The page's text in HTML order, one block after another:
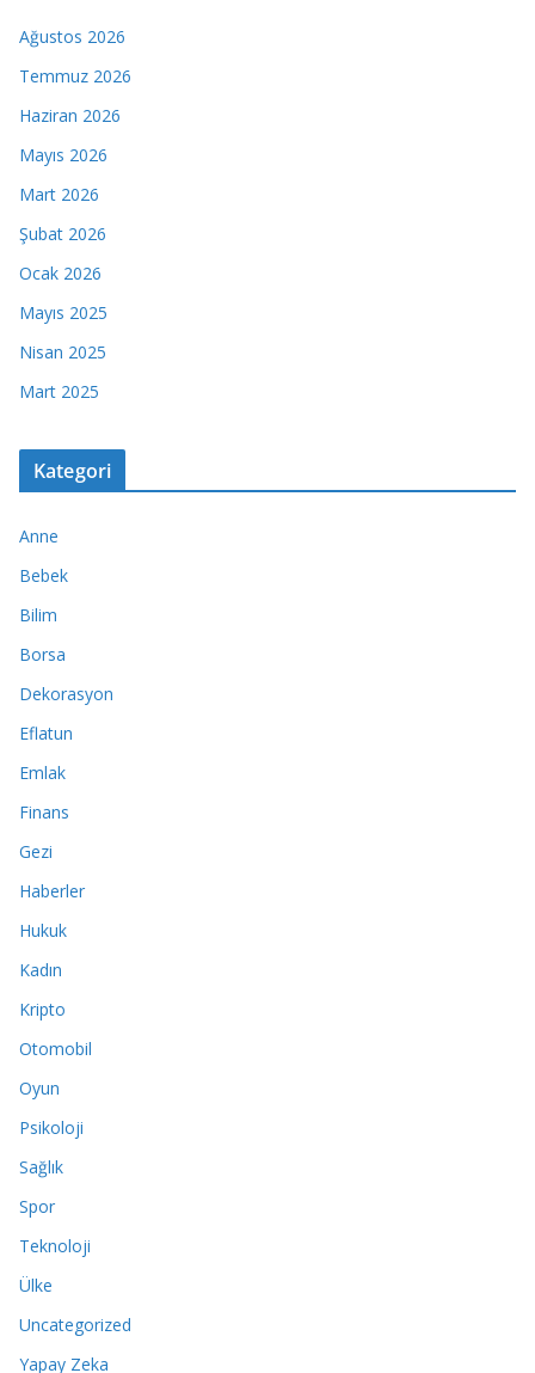
Ağustos 2026
Temmuz 2026
Haziran 2026
Mayıs 2026
Mart 2026
Şubat 2026
Ocak 2026
Mayıs 2025
Nisan 2025
Mart 2025
Kategori
Anne
Bebek
Bilim
Borsa
Dekorasyon
Eflatun
Emlak
Finans
Gezi
Haberler
Hukuk
Kadın
Kripto
Otomobil
Oyun
Psikoloji
Sağlık
Spor
Teknoloji
Ülke
Uncategorized
Yapay Zeka